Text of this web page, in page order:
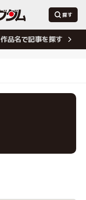
作品名で記事を探す